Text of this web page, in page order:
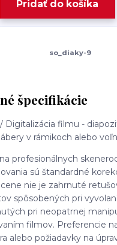
Pridať do košíka
so_diaky-9
špecifikácie
Digitalizácia filmu -
v rámikoch alebo
profesionálnych
sú štandardné
nie je zahrnuté
spôsobených pri
pri neopatrnej
filmov. Preferencie
alebo požiadavky na